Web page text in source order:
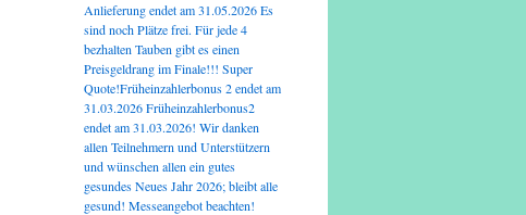
Anlieferung endet am 31.05.2026 Es
sind noch Plätze frei. Für jede 4
bezhalten Tauben gibt es einen
Preisgeldrang im Finale!!! Super
Quote!Früheinzahlerbonus 2 endet am
31.03.2026 Früheinzahlerbonus2
endet am 31.03.2026! Wir danken
allen Teilnehmern und Unterstützern
und wünschen allen ein gutes
gesundes Neues Jahr 2026; bleibt alle
gesund! Messeangebot beachten!